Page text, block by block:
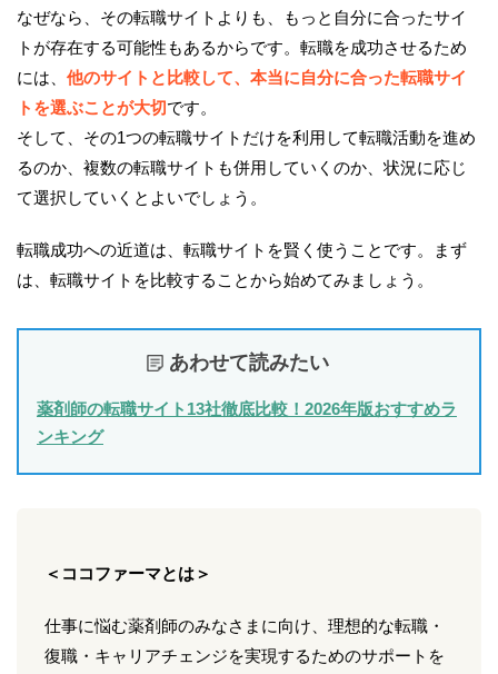
なぜなら、その転職サイトよりも、もっと自分に合ったサイ
トが存在する可能性もあるからです。転職を成功させるため
には、 他のサイトと比較して、本当に自分に合った転職サイ
トを選ぶことが大切です。
そして、その1つの転職サイトだけを利用して転職活動を進め
るのか、複数の転職サイトも併用していくのか、状況に応じ
て選択していくとよいでしょう。
転職成功への近道は、転職サイトを賢く使うことです。まず
は、転職サイトを比較することから始めてみましょう。
あわせて読みたい
薬剤師の転職サイト13社徹底比較！2026年版おすすめラ
ンキング
＜ココファーマとは＞
仕事に悩む薬剤師のみなさまに向け、理想的な転職・
復職・キャリアチェンジを実現するためのサポートを